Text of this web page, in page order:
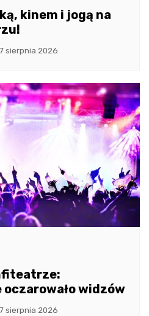
kinem i jogą na
7 sierpnia 2026
widzów
7 sierpnia 2026